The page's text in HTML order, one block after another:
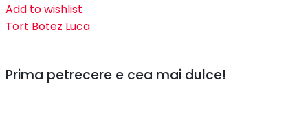
Add to wishlist
Tort Botez Luca
Prima petrecere e cea mai dulce!